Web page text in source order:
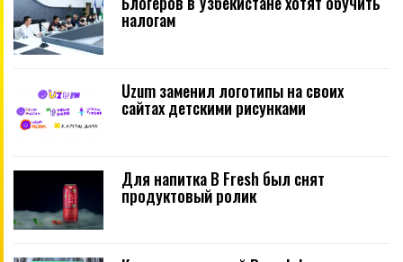
налогам
Uzum заменил логотипы на своих
сайтах детскими рисунками
Для напитка B Fresh был снят
продуктовый ролик